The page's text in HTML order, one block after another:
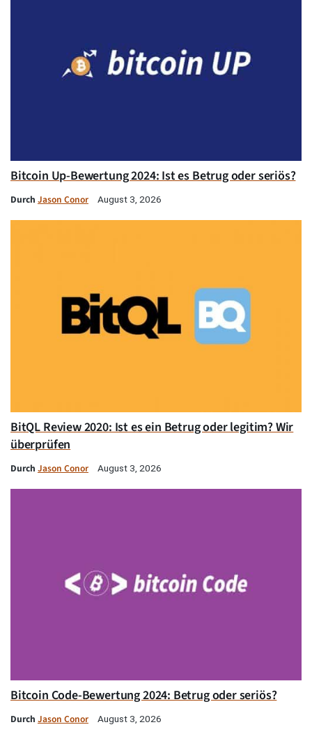
Bitcoin Up-Bewertung 2024: Ist es Betrug oder seriös?
Durch Jason Conor August 3, 2026
BitQL Review 2020: Ist es ein Betrug oder legitim? Wir
überprüfen
Durch Jason Conor August 3, 2026
Bitcoin Code-Bewertung 2024: Betrug oder seriös?
Durch Jason Conor August 3, 2026